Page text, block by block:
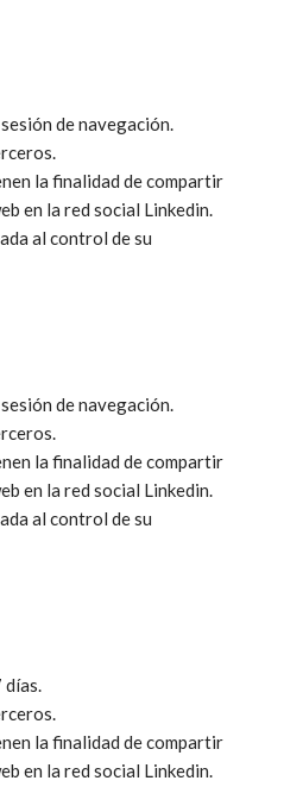
de navegación.
la finalidad de compartir
en la red social Linkedin.
al control de su
de navegación.
la finalidad de compartir
en la red social Linkedin.
al control de su
días.
la finalidad de compartir
en la red social Linkedin.